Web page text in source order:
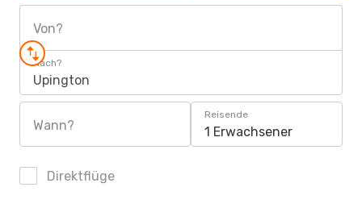
Von?
Nach?
Upington
Wann?
Reisende
1 Erwachsener
Direktflüge